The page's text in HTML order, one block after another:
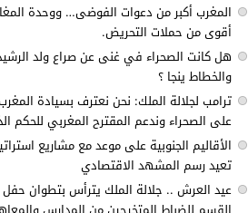
المغرب أكبر من دعوات الفوضى… ووحدة
أقوى من حملات التحريض.
هل كانت الصحراء في غنى عن صراع ولد
والخطاط ينجا ؟
ترامب لجلالة الملك: نحن نعترف بسيادة
على الصحراء وندعم المقترح المغربي للحكم
الأقاليم الجنوبية على موعد مع مشاريع
تعيد رسم المشهد الاقتصادي
عيد العرش .. جلالة الملك يترأس بتطوان حفل